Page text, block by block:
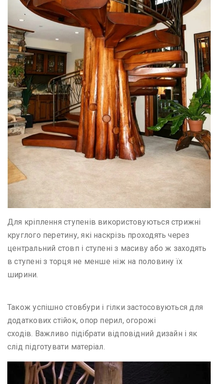
Для кріплення ступенів використовуються стрижні
круглого перетину, які наскрізь проходять через
центральний стовп і ступені з масиву або ж заходять
в ступені з торця не менше ніж на половину їх
ширини.
Також успішно стовбури і гілки застосовуються для
додаткових стійок, опор перил, огорожі
сходів. Важливо підібрати відповідний дизайн і як
слід підготувати матеріал.